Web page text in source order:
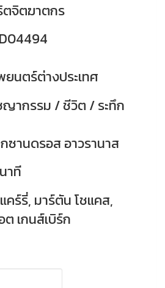
จิตฆาตกร
นตร์ต่างประเทศ
ากรรม / ชีวิต / ระทึก
ซานดรอส อาวรานาส
าที
คร์รี่, มาร์ตัน โชแคส,
เกนส์เบิร์ก